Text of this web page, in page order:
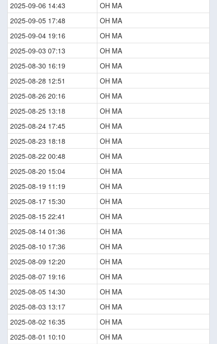
2025-09-06 14:43
OH MA
2025-09-05 17:48
OH MA
2025-09-04 19:16
OH MA
2025-09-03 07:13
OH MA
2025-08-30 16:19
OH MA
2025-08-28 12:51
OH MA
2025-08-26 20:16
OH MA
2025-08-25 13:18
OH MA
2025-08-24 17:45
OH MA
2025-08-23 18:18
OH MA
2025-08-22 00:48
OH MA
2025-08-20 15:04
OH MA
2025-08-19 11:19
OH MA
2025-08-17 15:30
OH MA
2025-08-15 22:41
OH MA
2025-08-14 01:36
OH MA
2025-08-10 17:36
OH MA
2025-08-09 12:20
OH MA
2025-08-07 19:16
OH MA
2025-08-05 14:30
OH MA
2025-08-03 13:17
OH MA
2025-08-02 16:35
OH MA
2025-08-01 10:10
OH MA